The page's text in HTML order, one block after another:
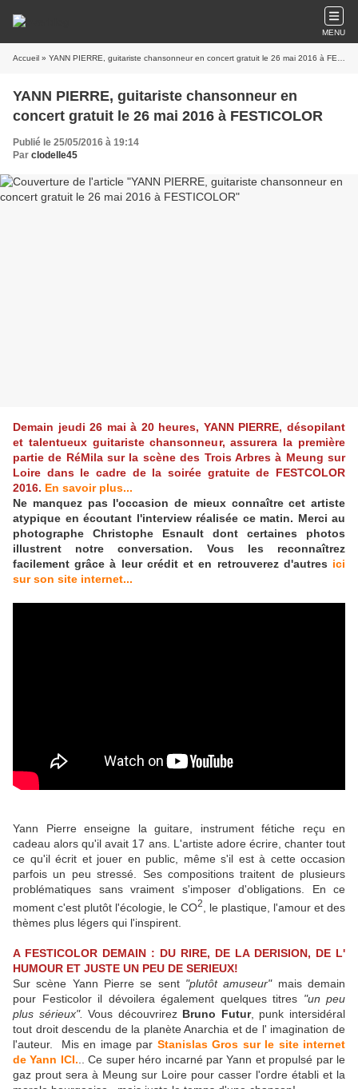
MENU
Accueil » YANN PIERRE, guitariste chansonneur en concert gratuit le 26 mai 2016 à FESTICOLOR
YANN PIERRE, guitariste chansonneur en
concert gratuit le 26 mai 2016 à FESTICOLOR
Publié le 25/05/2016 à 19:14
Par clodelle45
Demain jeudi 26 mai à 20 heures, YANN PIERRE, désopilant
et talentueux guitariste chansonneur, assurera la première
partie de RéMila sur la scène des Trois Arbres à Meung sur
Loire dans le cadre de la soirée gratuite de FESTCOLOR
2016. En savoir plus...
Ne manquez pas l'occasion de mieux connaître cet artiste
atypique en écoutant l'interview réalisée ce matin. Merci au
photographe Christophe Esnault dont certaines photos
illustrent notre conversation. Vous les reconnaîtrez
facilement grâce à leur crédit et en retrouverez d'autres ici
sur son site internet...
Yann Pierre enseigne la guitare, instrument fétiche reçu en
cadeau alors qu'il avait 17 ans. L'artiste adore écrire, chanter tout
ce qu'il écrit et jouer en public, même s'il est à cette occasion
parfois un peu stressé. Ses compositions traitent de plusieurs
problématiques sans vraiment s'imposer d'obligations. En ce
moment c'est plutôt l'écologie, le CO2
, le plastique, l'amour et des
thèmes plus légers qui l'inspirent.
A FESTICOLOR DEMAIN : DU RIRE, DE LA DERISION, DE L'
HUMOUR ET JUSTE UN PEU DE SERIEUX!
Sur scène Yann Pierre se sent "plutôt amuseur" mais demain
pour Festicolor il dévoilera également quelques titres "un peu
plus sérieux". Vous découvrirez Bruno Futur, punk intersidéral
tout droit descendu de la planète Anarchia et de l' imagination de
l'auteur. Mis en image par Stanislas Gros sur le site internet
de Yann ICI. .. Ce super héro incarné par Yann et propulsé par le
gaz prout sera à Meung sur Loire pour casser l'ordre établi et la